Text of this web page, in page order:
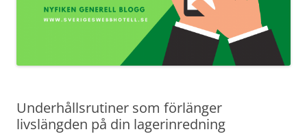
Underhållsrutiner som förlänger
livslängden på din lagerinredning